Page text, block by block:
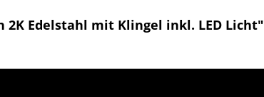
Edelstahl mit Klingel inkl. LED Licht"